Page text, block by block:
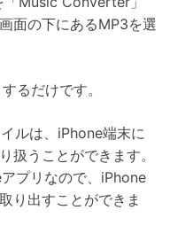
面の下にあるMP3を選
るだけです。
ルは、iPhone端末に
扱うことができます。
プリなので、iPhone
り出すことができま